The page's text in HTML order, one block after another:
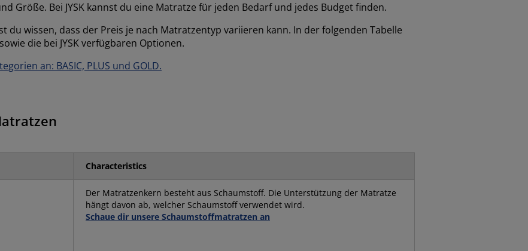
Größe. Bei JYSK kannst du eine Matratze für jeden Bedarf und jedes Budget finden.
du wissen, dass der Preis je nach Matratzentyp variieren kann. In der folgenden Tabelle
die bei JYSK verfügbaren Optionen.
an: BASIC, PLUS und GOLD.
Characteristics
Der Matratzenkern besteht aus Schaumstoff. Die Unterstützung der Matratze
hängt davon ab, welcher Schaumstoff verwendet wird.
Schaue dir unsere Schaumstoffmatratzen an